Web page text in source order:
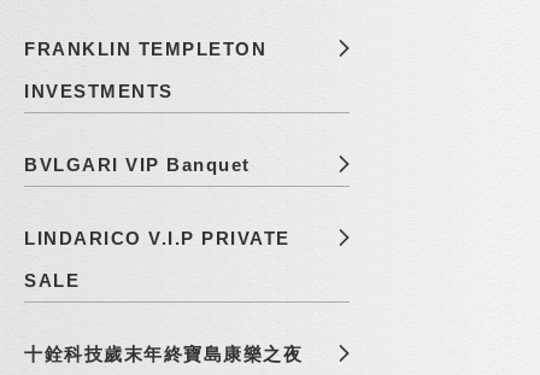
FRANKLIN TEMPLETON
INVESTMENTS
BVLGARI VIP Banquet
LINDARICO V.I.P PRIVATE
SALE
十銓科技歲末年終寶島康樂之夜